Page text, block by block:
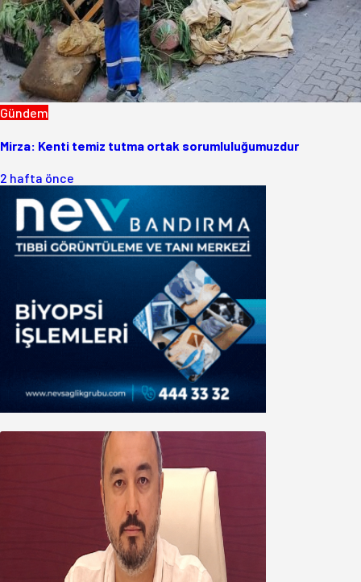
Gündem
Mirza: Kenti temiz tutma ortak sorumluluğumuzdur
2 hafta önce